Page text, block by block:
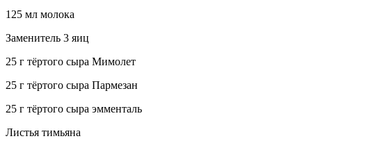
125 мл молока
Заменитель 3 яиц
25 г тёртого сыра Мимолет
25 г тёртого сыра Пармезан
25 г тёртого сыра эмменталь
Листья тимьяна